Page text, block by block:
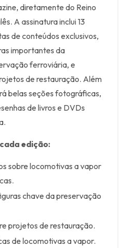
diretamente do Reino
A assinatura inclui 13
de conteúdos exclusivos,
importantes da
ferroviária, e
de restauração. Além
belas seções fotográficas,
de livros e DVDs
edição:
sobre locomotivas a vapor
chave da preservação
projetos de restauração.
de locomotivas a vapor.